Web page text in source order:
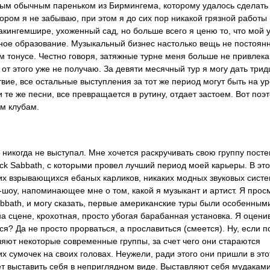
обычным пареньком из Бирмингема, которому удалось сделать
я не забываю, при этом я до сих пор никакой грязной работы
ухоженный сад, но больше всего я ценю то, что мой
образование. Музыкальный бизнес настолько вещь не
тонусе. Честно говоря, затяжные турне меня больше не
этого уже не получаю. За девяти месячный тур я могу дать
все остальные выступления за тот же период могут быть на
же песни, все превращается в рутину, отдает застоем. Вот
клубам.
не выступал. Мне хочется раскручивать свою группу
Sabbath, с которыми провел лучший период моей карьеры. В
взрывающихся ебаных карликов, никаких модных звуковых
напоминающее мне о том, какой я музыкант и артист. Я
и могу сказать, первые американские туры были
сцене, крохотная, просто убогая барабанная установка. Я
Да не просто прорваться, а прославиться (смеется). Ну, если
некоторые современные группы, за счет чего они стараются
сумочек на своих головах. Неужели, ради этого они пришли в
выставить себя в неприглядном виде. Выставляют себя